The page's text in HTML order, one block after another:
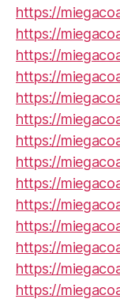
https://
https://
https://
https://
https://
https://
https://
https://
https://
https://
https://
https://
https://
https://